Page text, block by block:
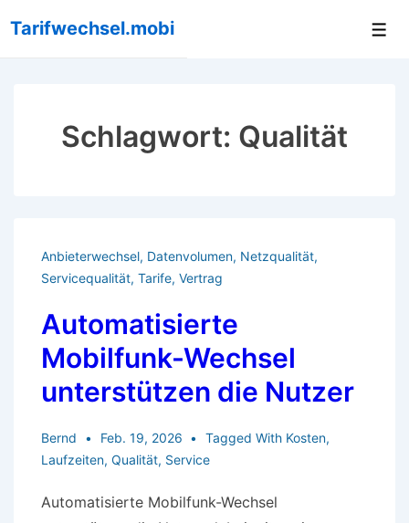
Zum
Tarifwechsel.mobi
Schlagwort: Qualität
Anbieterwechsel, Datenvolumen, Netzqualität,
Servicequalität, Tarife, Vertrag
Automatisierte
Mobilfunk-Wechsel
unterstützen die Nutzer
Bernd Feb. 19, 2026 Tagged With Kosten,
Laufzeiten, Qualität, Service
Automatisierte Mobilfunk-Wechsel